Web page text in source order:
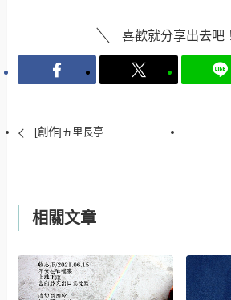
喜歡就分享出去吧！
[創作]五里長亭
相關文章